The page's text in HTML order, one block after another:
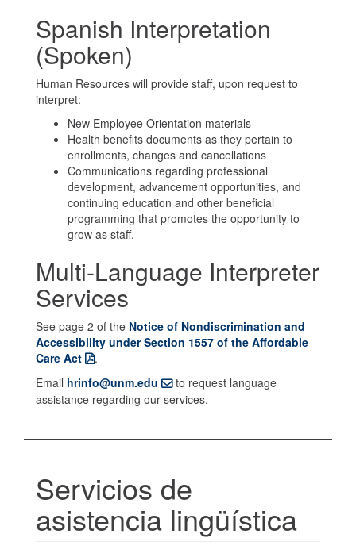
Spanish Interpretation
(Spoken)
Human Resources will provide staff, upon request to
interpret:
New Employee Orientation materials
Health benefits documents as they pertain to
enrollments, changes and cancellations
Communications regarding professional
development, advancement opportunities, and
continuing education and other beneficial
programming that promotes the opportunity to
grow as staff.
Multi-Language Interpreter
Services
See page 2 of the Notice of Nondiscrimination and
Accessibility under Section 1557 of the Affordable
Care Act
.
Email hrinfo@unm.edu
to request language
assistance regarding our services.
Servicios de
asistencia lingüística